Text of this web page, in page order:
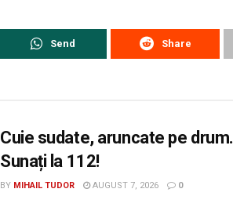
Send Share
Cuie sudate, aruncate pe drum.
Sunați la 112!
BY MIHAIL TUDOR AUGUST 7, 2026 0